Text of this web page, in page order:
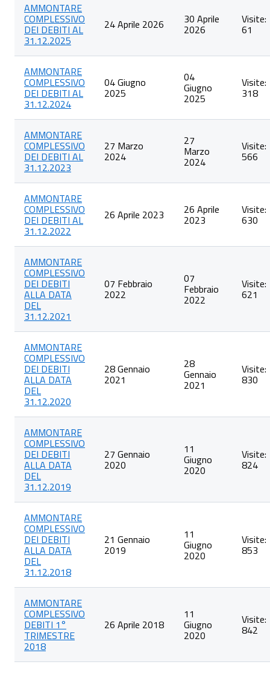
degli
articoli
nella
categoria
Ammontare
dei
debiti
AMMONTARE
COMPLESSIVO
DEI DEBITI AL
31.12.2025
24 Aprile 2026 30 Aprile
2026
Visite:
61
AMMONTARE
COMPLESSIVO
DEI DEBITI AL
31.12.2024
04 Giugno
2025
04
Giugno
2025
Visite:
318
AMMONTARE
COMPLESSIVO
DEI DEBITI AL
31.12.2023
27 Marzo
2024
27
Marzo
2024
Visite:
566
AMMONTARE
COMPLESSIVO
DEI DEBITI AL
31.12.2022
26 Aprile 2023 26 Aprile
2023
Visite:
630
AMMONTARE
COMPLESSIVO
DEI DEBITI
ALLA DATA
DEL
31.12.2021
07 Febbraio
2022
07
Febbraio
2022
Visite:
621
AMMONTARE
COMPLESSIVO
DEI DEBITI
ALLA DATA
DEL
31.12.2020
28 Gennaio
2021
28
Gennaio
2021
Visite:
830
AMMONTARE
COMPLESSIVO
DEI DEBITI
ALLA DATA
DEL
31.12.2019
27 Gennaio
2020
11
Giugno
2020
Visite:
824
AMMONTARE
COMPLESSIVO
DEI DEBITI
ALLA DATA
DEL
31.12.2018
21 Gennaio
2019
11
Giugno
2020
Visite:
853
AMMONTARE
COMPLESSIVO
DEBITI 1°
TRIMESTRE
2018
26 Aprile 2018
11
Giugno
2020
Visite:
842